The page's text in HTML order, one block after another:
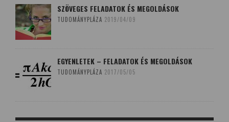
SZÖVEGES FELADATOK ÉS MEGOLDÁSOK
TUDOMÁNYPLÁZA 2019/04/09
EGYENLETEK – FELADATOK ÉS MEGOLDÁSOK
TUDOMÁNYPLÁZA 2017/05/05